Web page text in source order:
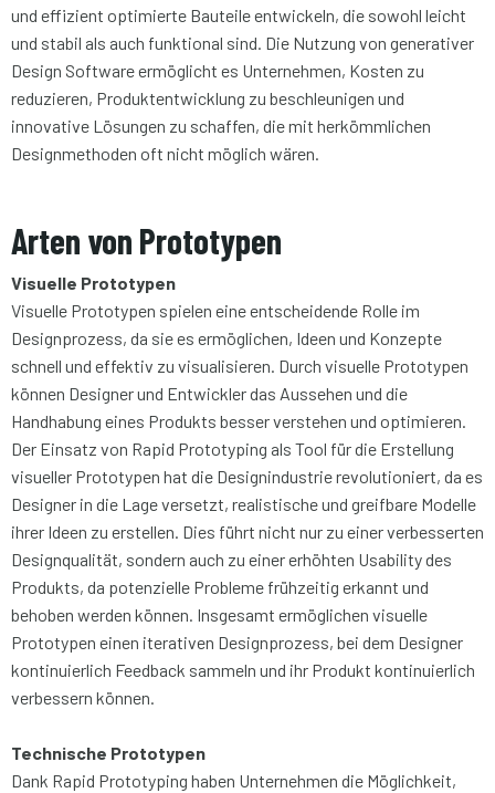
und effizient optimierte Bauteile entwickeln, die sowohl leicht
und stabil als auch funktional sind. Die Nutzung von generativer
Design Software ermöglicht es Unternehmen, Kosten zu
reduzieren, Produktentwicklung zu beschleunigen und
innovative Lösungen zu schaffen, die mit herkömmlichen
Designmethoden oft nicht möglich wären.
Arten von Prototypen
Visuelle Prototypen
Visuelle Prototypen spielen eine entscheidende Rolle im
Designprozess, da sie es ermöglichen, Ideen und Konzepte
schnell und effektiv zu visualisieren. Durch visuelle Prototypen
können Designer und Entwickler das Aussehen und die
Handhabung eines Produkts besser verstehen und optimieren.
Der Einsatz von Rapid Prototyping als Tool für die Erstellung
visueller Prototypen hat die Designindustrie revolutioniert, da es
Designer in die Lage versetzt, realistische und greifbare Modelle
ihrer Ideen zu erstellen. Dies führt nicht nur zu einer verbesserten
Designqualität, sondern auch zu einer erhöhten Usability des
Produkts, da potenzielle Probleme frühzeitig erkannt und
behoben werden können. Insgesamt ermöglichen visuelle
Prototypen einen iterativen Designprozess, bei dem Designer
kontinuierlich Feedback sammeln und ihr Produkt kontinuierlich
verbessern können.
Technische Prototypen
Dank Rapid Prototyping haben Unternehmen die Möglichkeit,